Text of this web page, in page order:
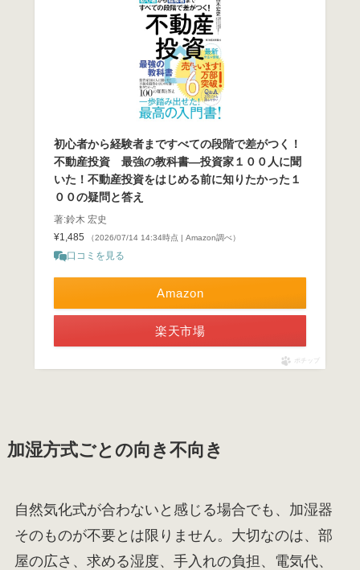
初心者から経験者まですべての段階で差がつく！
不動産投資 最強の教科書―投資家１００人に聞
いた！不動産投資をはじめる前に知りたかった１
００の疑問と答え
著:鈴木 宏史
¥1,485
（2026/07/14 14:34時点 | Amazon調べ）
口コミを見る
Amazon
楽天市場
ポチップ
加湿方式ごとの向き不向き
自然気化式が合わないと感じる場合でも、加湿器
そのものが不要とは限りません。大切なのは、部
屋の広さ、求める湿度、手入れの負担、電気代、